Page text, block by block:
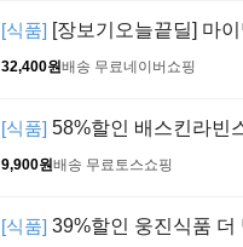
[식품] [장보기오늘끝딜] 마
32,400원배송 무료네이버쇼핑
[식품] 58%할인 배스킨라빈
9,900원배송 무료토스쇼핑
[식품] 39%할인 웅진식품 더